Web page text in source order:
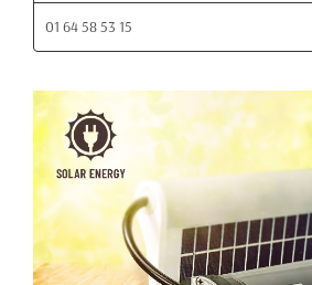
01 64 58 53 15